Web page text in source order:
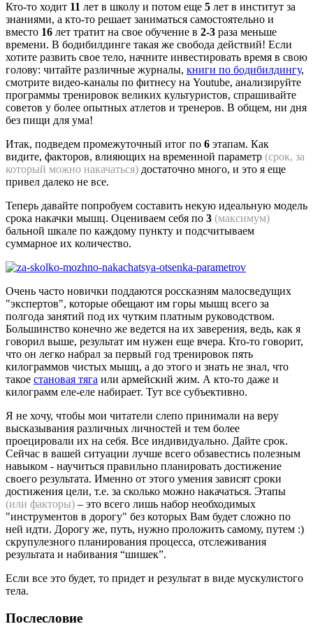
Кто-то ходит 11 лет в школу и потом еще 5 лет в институт за
знаниями, а кто-то решает заниматься самостоятельно и
вместо 16 лет тратит на свое обучение в 2-3 раза меньше
времени. В бодибилдинге такая же свобода действий! Если
хотите развить свое тело, начните инвестировать время в свою
голову: читайте различные журналы, книги по бодибилдингу,
смотрите видео-каналы по фитнесу на Youtube, анализируйте
программы тренировок великих культуристов, спрашивайте
советов у более опытных атлетов и тренеров. В общем, ни дня
без пищи для ума!
Итак, подведем промежуточный итог по 6 этапам. Как
видите, факторов, влияющих на временной параметр (срок, за
который можно накачаться) достаточно много, и это я еще
привел далеко не все.
Теперь давайте попробуем составить некую идеальную модель
срока накачки мышц. Оцениваем себя по 3 (максимум)
бальной шкале по каждому пункту и подсчитываем
суммарное их количество.
Очень часто новички поддаются россказням малосведущих
"экспертов", которые обещают им горы мышц всего за
полгода занятий под их чутким платным руководством.
Большинство конечно же ведется на их заверения, ведь, как я
говорил выше, результат им нужен еще вчера. Кто-то говорит,
что он легко набрал за первый год тренировок пять
килограммов чистых мышц, а до этого и знать не знал, что
такое становая тяга или армейский жим. А кто-то даже и
килограмм еле-еле набирает. Тут все субъективно.
Я не хочу, чтобы мои читатели слепо принимали на веру
высказывания различных личностей и тем более
проецировали их на себя. Все индивидуально. Дайте срок.
Сейчас в вашей ситуации лучше всего обзавестись полезным
навыком - научиться правильно планировать достижение
своего результата. Именно от этого умения зависят сроки
достижения цели, т.е. за сколько можно накачаться. Этапы
(или факторы) – это всего лишь набор необходимых
"инструментов в дорогу" без которых Вам будет сложно по
ней идти. Дорогу же, путь, нужно проложить самому, путем :)
скрупулезного планирования процесса, отслеживания
результата и набивания “шишек”.
Если все это будет, то придет и результат в виде мускулистого
тела.
Послесловие